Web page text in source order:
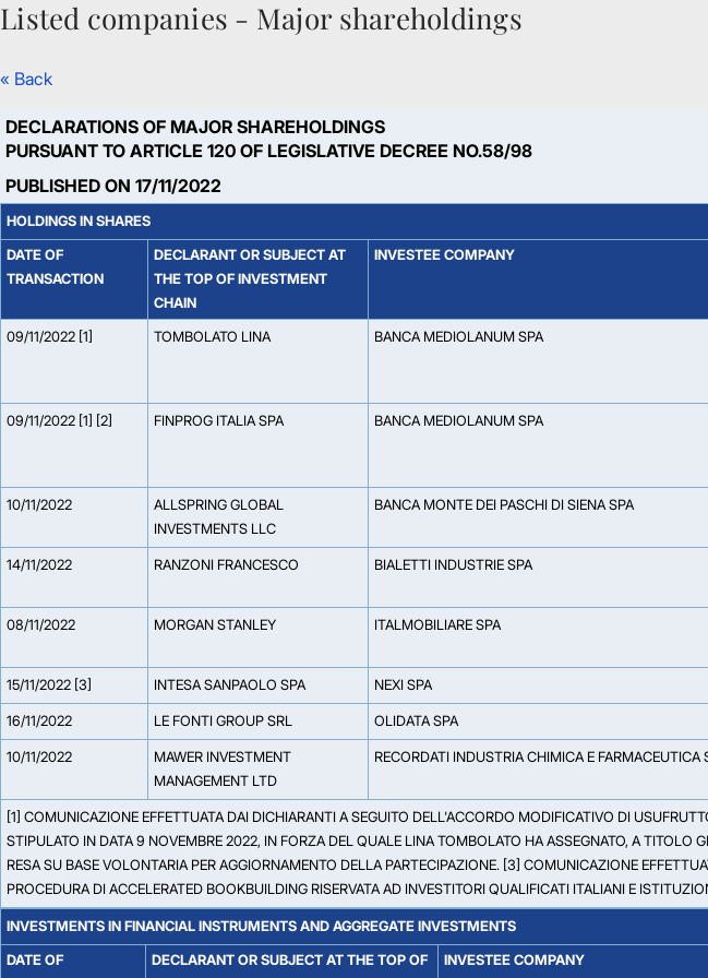
Skip to Main Content
Listed companies - Major shareholdings
« Back
DECLARATIONS OF MAJOR SHAREHOLDINGS
PURSUANT TO ARTICLE 120 OF LEGISLATIVE DECREE NO.58/98
PUBLISHED ON 17/11/2022
HOLDINGS IN SHARES
DATE OF
TRANSACTION
DECLARANT OR SUBJECT AT
THE TOP OF INVESTMENT
CHAIN
INVESTEE COMPANY
09/11/2022 [1] TOMBOLATO LINA BANCA MEDIOLANUM SPA
09/11/2022 [1] [2] FINPROG ITALIA SPA BANCA MEDIOLANUM SPA
10/11/2022
ALLSPRING GLOBAL
INVESTMENTS LLC
BANCA MONTE DEI PASCHI DI SIENA SPA
14/11/2022 RANZONI FRANCESCO BIALETTI INDUSTRIE SPA
08/11/2022 MORGAN STANLEY ITALMOBILIARE SPA
15/11/2022 [3] INTESA SANPAOLO SPA NEXI SPA
16/11/2022 LE FONTI GROUP SRL OLIDATA SPA
10/11/2022
MAWER INVESTMENT
MANAGEMENT LTD
RECORDATI INDUSTRIA CHIMICA E FARMACEUTICA
[1] COMUNICAZIONE EFFETTUATA DAI DICHIARANTI A SEGUITO DELL'ACCORDO MODIFICATIVO DI
STIPULATO IN DATA 9 NOVEMBRE 2022, IN FORZA DEL QUALE LINA TOMBOLATO HA ASSEGNATO, A
RESA SU BASE VOLONTARIA PER AGGIORNAMENTO DELLA PARTECIPAZIONE. [3] COMUNICAZIONE
PROCEDURA DI ACCELERATED BOOKBUILDING RISERVATA AD INVESTITORI QUALIFICATI ITALIANI E
INVESTMENTS IN FINANCIAL INSTRUMENTS AND AGGREGATE INVESTMENTS
DATE OF
DECLARANT OR SUBJECT AT THE TOP OF
INVESTEE COMPANY